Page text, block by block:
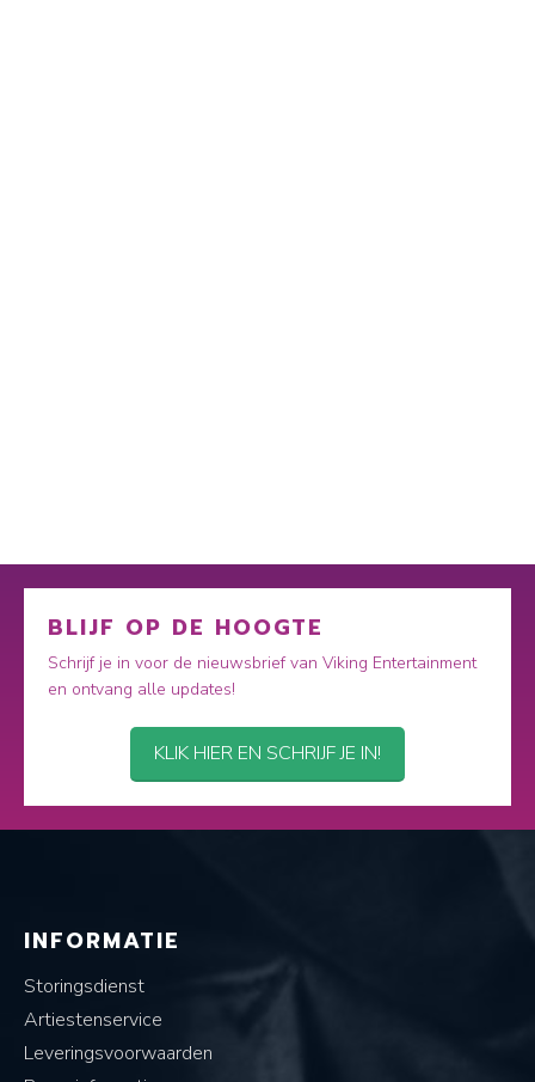
BLIJF OP DE HOOGTE
Schrijf je in voor de nieuwsbrief van Viking Entertainment
en ontvang alle updates!
KLIK HIER EN SCHRIJF JE IN!
INFORMATIE
Storingsdienst
Artiestenservice
Leveringsvoorwaarden